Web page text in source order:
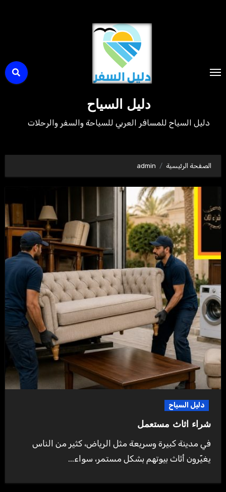
دليل السياح
دليل السياح للمسافر العربي للسياحة والسفر والرحلات
الصفحة الرئيسية admin
دليل السياح
شراء اثاث مستعمل
في مدينة كبيرة وسريعة مثل الرياض، كثير من الناس
يغيّرون أثاث بيوتهم بشكل مستمر، سواء...